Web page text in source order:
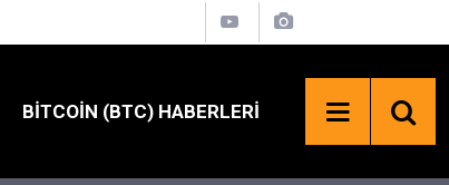
BITCOIN (BTC) HABERLERI